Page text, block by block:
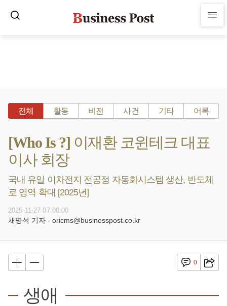
전체 활동 비전 사건 기타 어록
[Who Is ?] 이재환 코윈테크 대표
이사 회장
국내 유일 이차전지 전공정 자동화시스템 생산, 반도체
로 영역 확대 [2025년]
2025-11-27 07:00:00
채명석 기자 - oricms@businesspost.co.kr
0
생애